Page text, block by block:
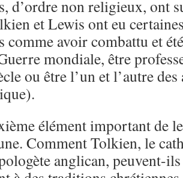
d’ordre non religieux, ont
et Lewis ont eu
comme avoir combattu et
mondiale, être
ou être l’un et l’autre
élément important de
Comment Tolkien, le
anglican, peuvent-